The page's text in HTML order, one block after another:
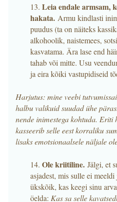
13. Leia endale armsam,
hakata. Armu kindlasti
puudus (ta on näiteks
alkohoolik, naistemees,
kasvatama. Ära lase end
tahab või mitte. Usu
ja eira kõiki vastupidiseid
Harjutus: mine veebi
halbu valikuid suudad ühe
nende inimestega kohtuda. Eriti
kasseerib selle eest korraliku
lisaks emotsionaalsele näljale
14. Ole kriitiline. Jälgi, et
asjadest, mis sulle ei
ükskõik, kas keegi sinu
öelda: Kas sa selle